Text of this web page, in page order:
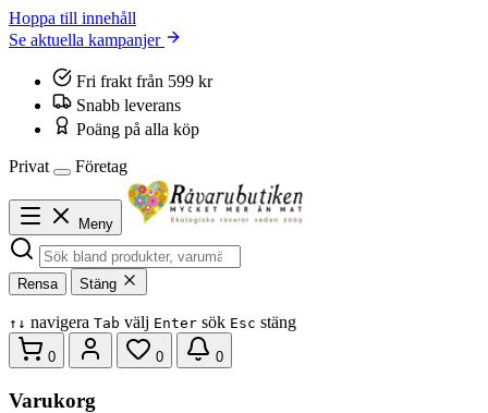
Hoppa till innehåll
Se aktuella kampanjer
Fri frakt från 599 kr
Snabb leverans
Poäng på alla köp
Privat
Företag
Meny
Rensa Stäng
↑ ↓ navigera Tab välj Enter sök Esc stäng
0 0 0
Varukorg